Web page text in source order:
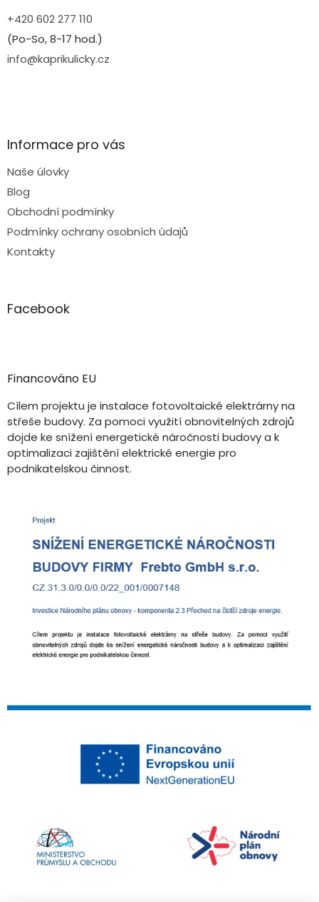
+420 602 277 110
(Po-So, 8-17 hod.)
info@kaprikulicky.cz
Informace pro vás
Naše úlovky
Blog
Obchodní podmínky
Podmínky ochrany osobních údajů
Kontakty
Facebook
Financováno EU
Cílem projektu je instalace fotovoltaické elektrárny na
střeše budovy. Za pomoci využití obnovitelných zdrojů
dojde ke snížení energetické náročnosti budovy a k
optimalizaci zajištění elektrické energie pro
podnikatelskou činnost.